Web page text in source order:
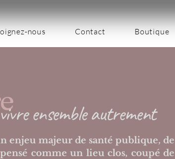
nous Contact Boutique
ensemble autrement
enjeu majeur de santé publique, de
comme un lieu clos, coupé de